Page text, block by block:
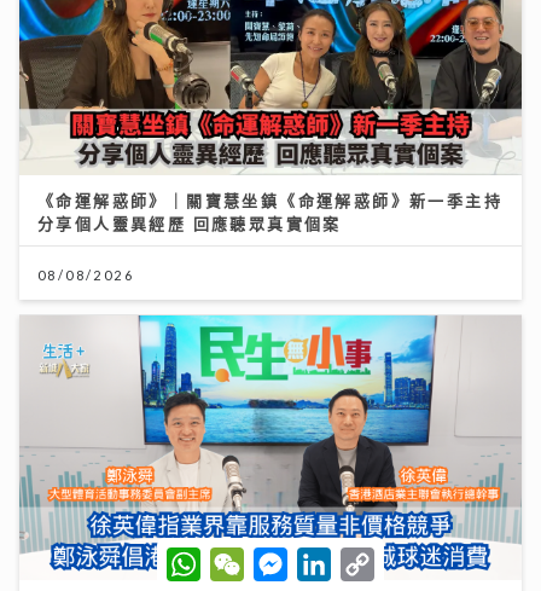
《命運解惑師》｜關寶慧坐鎮《命運解惑師》新一季主持
分享個人靈異經歷 回應聽眾真實個案
08/08/2026
W
h
W
e
M
e
L
C
o